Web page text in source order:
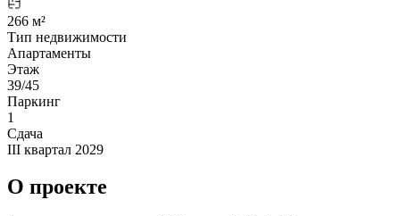
266 м²
Тип недвижимости
Апартаменты
Этаж
39/45
Паркинг
1
Сдача
III квартал 2029
О проекте